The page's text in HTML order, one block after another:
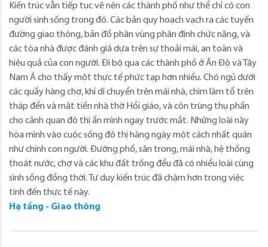
Kiến trúc vẫn tiếp tục vẽ nên các thành phố như thể chỉ có con
người sinh sống trong đó. Các bản quy hoạch vạch ra các tuyến
đường giao thông, bản đồ phân vùng phân định chức năng, và
các tòa nhà được đánh giá dựa trên sự thoải mái, an toàn và
hiệu quả của con người. Đi bộ qua các thành phố ở Ấn Độ và Tây
Nam Á cho thấy một thực tế phức tạp hơn nhiều. Chó ngủ dưới
các quầy hàng chợ, khỉ di chuyển trên mái nhà, chim làm tổ trên
tháp đền và mặt tiền nhà thờ Hồi giáo, và côn trùng thụ phấn
cho cảnh quan đô thị ẩn mình ngay trước mắt. Những loài này
hòa mình vào cuộc sống đô thị hàng ngày một cách nhất quán
như chính con người. Đường phố, sân trong, mái nhà, hệ thống
thoát nước, chợ và các khu đất trống đều đã có nhiều loài cùng
sinh sống đồng thời. Tư duy kiến ​​trúc đã chậm hơn trong việc
tính đến thực tế này.
Hạ tầng - Giao thông